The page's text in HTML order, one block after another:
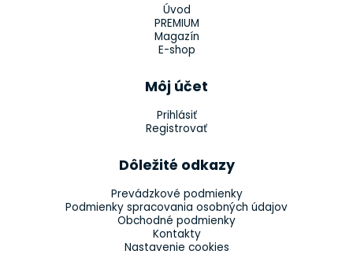
Úvod
PREMIUM
Magazín
E-shop
Môj účet
Prihlásiť
Registrovať
Dôležité odkazy
Prevádzkové podmienky
Podmienky spracovania osobných údajov
Obchodné podmienky
Kontakty
Nastavenie cookies